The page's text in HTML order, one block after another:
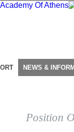
NEWS &
Position